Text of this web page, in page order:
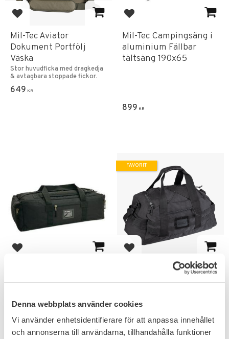
Denna webbplats använder cookies
Vi använder enhetsidentifierare för att anpassa innehållet
och annonserna till användarna, tillhandahålla funktioner
Lägg till i favoriter
Mil-Tec Aviator
Dokument Portfölj
Väska
Stor huvudficka med dragkedja
& avtagbara stoppade fickor.
649 KR
Lägg till i favoriter
Mil-Tec Campingsäng i
aluminium Fällbar
tältsäng 190x65
899 KR
Lägg till i favoriter
Ryggsäck Duffelbag
699 KR
Lägg till i favoriter
Mil-Tec US Combat
Parachute Cargo Väska
649KR
FAVORIT